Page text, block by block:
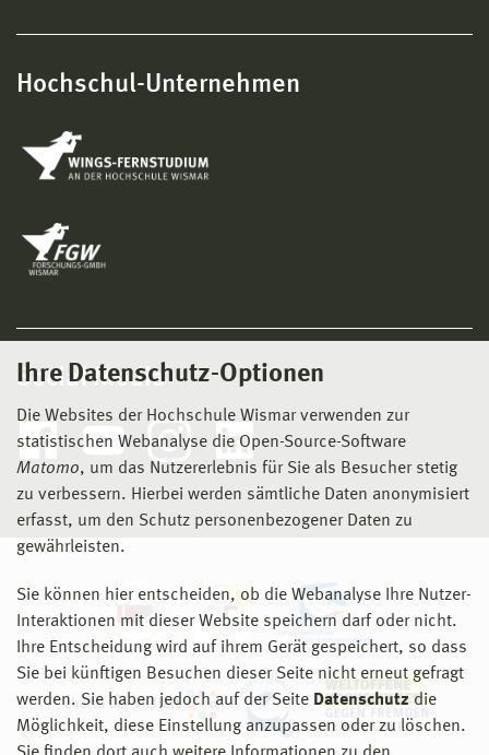
Ihre Datenschutz-Optionen
Die Websites der Hochschule Wismar verwenden zur
statistischen Webanalyse die Open-Source-Software
Matomo, um das Nutzererlebnis für Sie als Besucher stetig
zu verbessern. Hierbei werden sämtliche Daten anonymisiert
erfasst, um den Schutz personenbezogener Daten zu
gewährleisten.
Sie können hier entscheiden, ob die Webanalyse Ihre Nutzer-
Interaktionen mit dieser Website speichern darf oder nicht.
Ihre Entscheidung wird auf ihrem Gerät gespeichert, so dass
Sie bei künftigen Besuchen dieser Seite nicht erneut gefragt
werden. Sie haben jedoch auf der Seite Datenschutz die
Möglichkeit, diese Einstellung anzupassen oder zu löschen.
Hochschul-Unternehmen
Social Media